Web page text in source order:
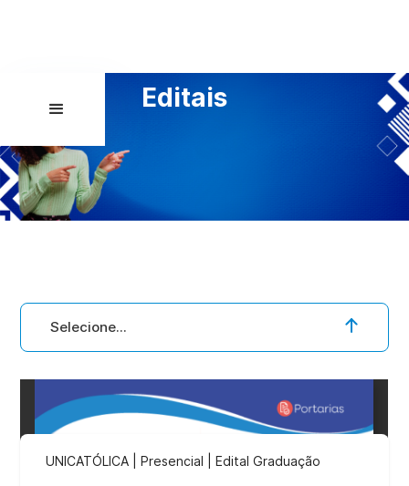
Editais
Selecione...
UNICATÓLICA | Presencial | Edital Graduação